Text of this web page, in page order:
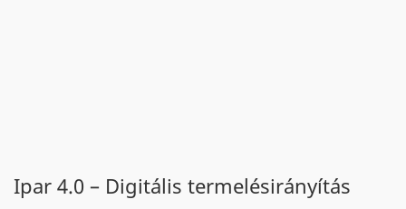
Ipar 4.0 – Digitális termelésirányítás